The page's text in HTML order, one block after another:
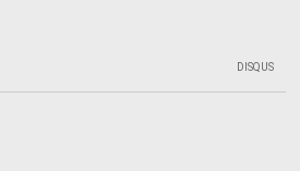
DISQUS